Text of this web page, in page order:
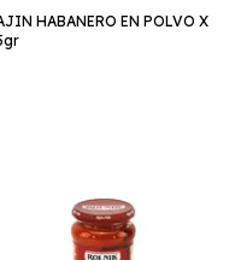
HABANERO EN POLVO X